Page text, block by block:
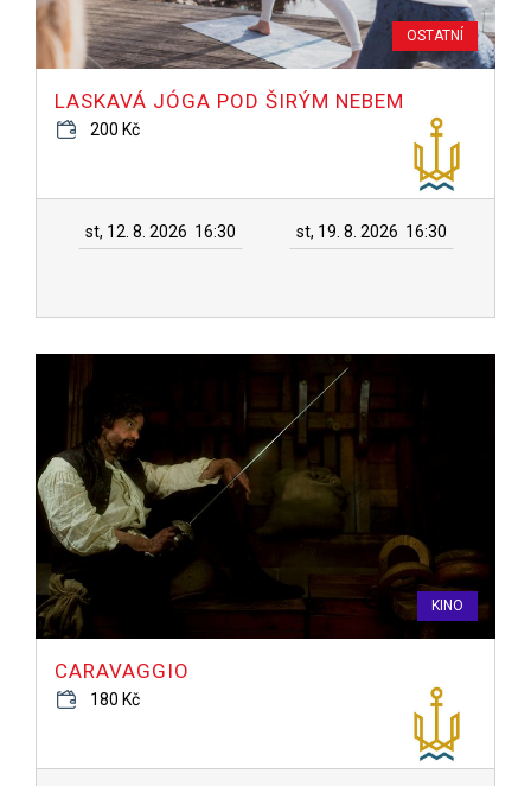
OSTATNÍ
LASKAVÁ JÓGA POD ŠIRÝM NEBEM
200 Kč
st, 12. 8. 2026 16:30 st, 19. 8. 2026 16:30
KINO
CARAVAGGIO
180 Kč